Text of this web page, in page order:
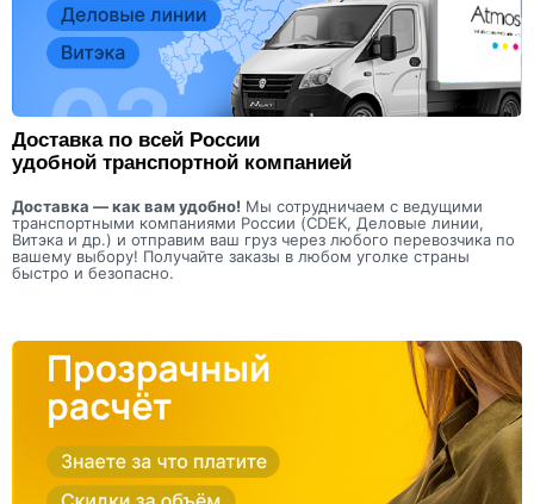
Доставка по всей России
удобной транспортной компанией
Доставка — как вам удобно! Мы сотрудничаем с ведущими
транспортными компаниями России (CDEK, Деловые линии,
Витэка и др.) и отправим ваш груз через любого перевозчика по
вашему выбору! Получайте заказы в любом уголке страны
быстро и безопасно.